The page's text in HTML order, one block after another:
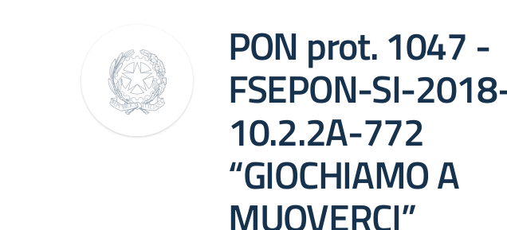
PON prot. 1047 -
FSEPON-SI-
10.2.2A-772
“GIOCHIAMO A
MUOVERCI”